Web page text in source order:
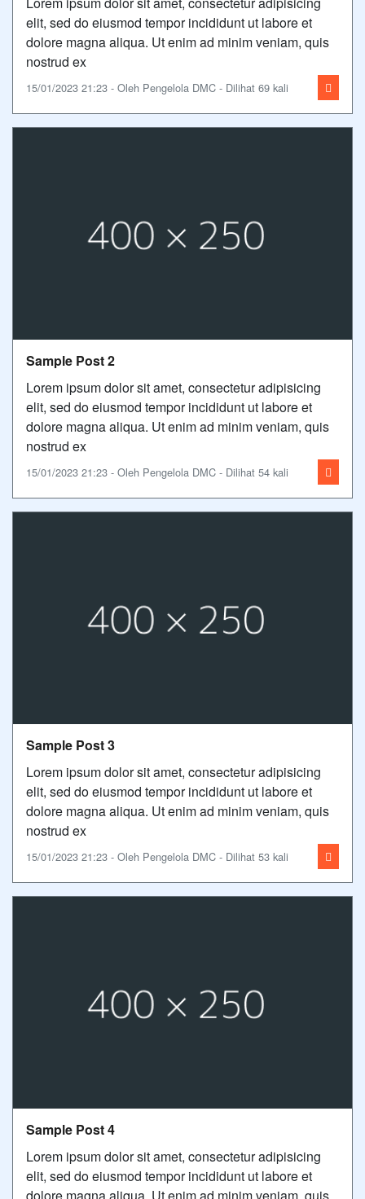
elit, sed do eiusmod tempor incididunt ut labore et
dolore magna aliqua. Ut enim ad minim veniam, quis
nostrud ex
15/01/2023 21:23 - Oleh Pengelola DMC - Dilihat 69 kali
Sample Post 2
Lorem ipsum dolor sit amet, consectetur adipisicing
elit, sed do eiusmod tempor incididunt ut labore et
dolore magna aliqua. Ut enim ad minim veniam, quis
nostrud ex
15/01/2023 21:23 - Oleh Pengelola DMC - Dilihat 54 kali
Sample Post 3
Lorem ipsum dolor sit amet, consectetur adipisicing
elit, sed do eiusmod tempor incididunt ut labore et
dolore magna aliqua. Ut enim ad minim veniam, quis
nostrud ex
15/01/2023 21:23 - Oleh Pengelola DMC - Dilihat 53 kali
Sample Post 4
Lorem ipsum dolor sit amet, consectetur adipisicing
elit, sed do eiusmod tempor incididunt ut labore et